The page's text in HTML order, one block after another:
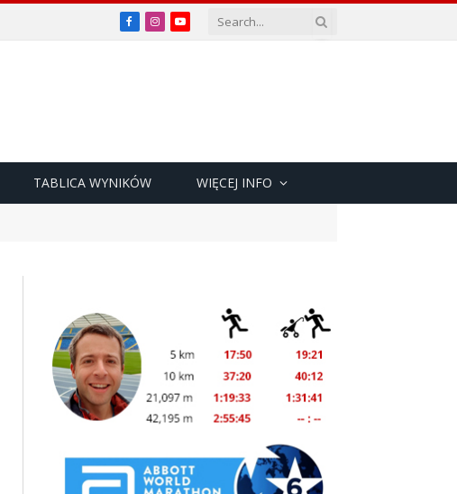
Facebook
InstagramYouTube
TABLICA WYNIKÓW WIĘCEJ INFO